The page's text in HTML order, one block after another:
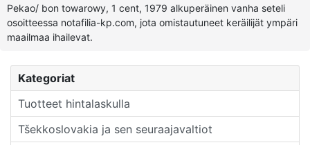
Kategoriat
Tuotteet hintalaskulla
Tšekkoslovakia ja sen seuraajavaltiot
Pekao/ bon towarowy, 1 cent, 1979 alkuperäinen vanha seteli
osoitteessa notafilia-kp.com, jota omistautuneet keräilijät ympäri
maailmaa ihailevat.